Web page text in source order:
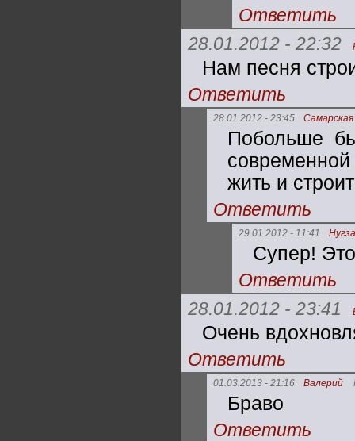
Ответить
28.01.2012 - 22:32
Нам песня
Ответить
28.01.2012 - 23:45 Самарская
Побольше
жить и
Ответить
29.01.2012 - 11:41
Супер!
Ответить
28.01.2012 - 23:41
Очень
Ответить
01.03.2013 - 21:16 Валерий
Браво
Ответить